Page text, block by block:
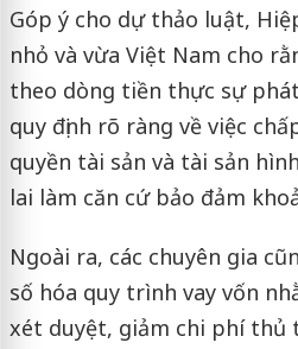
Góp ý cho dự thảo luật,
nhỏ và vừa Việt Nam cho
theo dòng tiền thực sự
quy định rõ ràng về việc
quyền tài sản và tài sản
lai làm căn cứ bảo đảm
Ngoài ra, các chuyên gia
số hóa quy trình vay vốn
xét duyệt, giảm chi phí thủ